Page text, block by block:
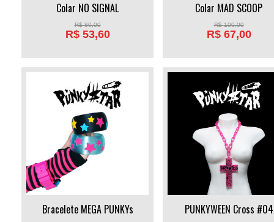
Colar NO SIGNAL
R$80,00
R$ 53,60
Colar MAD SCOOP
R$100,00
R$ 67,00
Bracelete MEGA PUNKYs PUNKYWEEN Cross #04